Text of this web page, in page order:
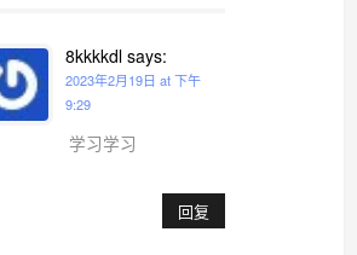
8kkkkdl says:
2023年2月19日 at 下午
9:29
学习学习
回复